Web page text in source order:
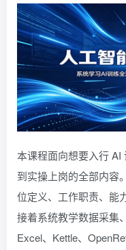
本课程面向想要入行 AI
到实操上岗的全部内容
位定义、工作职责、能
接着系统教学数据采集
Excel、Kettle、